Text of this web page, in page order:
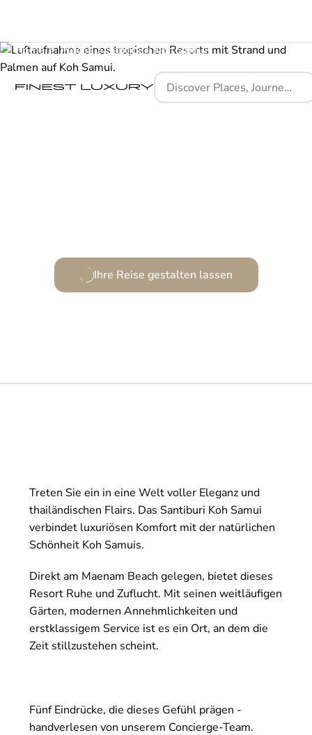
Home Places Santiburi Koh Samui
Ihre Reise gestalten lassen
Treten Sie ein in eine Welt voller Eleganz und
thailändischen Flairs. Das Santiburi Koh Samui
verbindet luxuriösen Komfort mit der natürlichen
Schönheit Koh Samuis.
Direkt am Maenam Beach gelegen, bietet dieses
Resort Ruhe und Zuflucht. Mit seinen weitläufigen
Gärten, modernen Annehmlichkeiten und
erstklassigem Service ist es ein Ort, an dem die
Zeit stillzustehen scheint.
Fünf Eindrücke, die dieses Gefühl prägen -
handverlesen von unserem Concierge-Team.